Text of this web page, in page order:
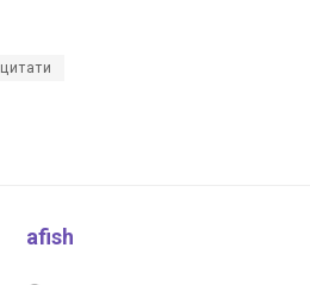
цитати
afish